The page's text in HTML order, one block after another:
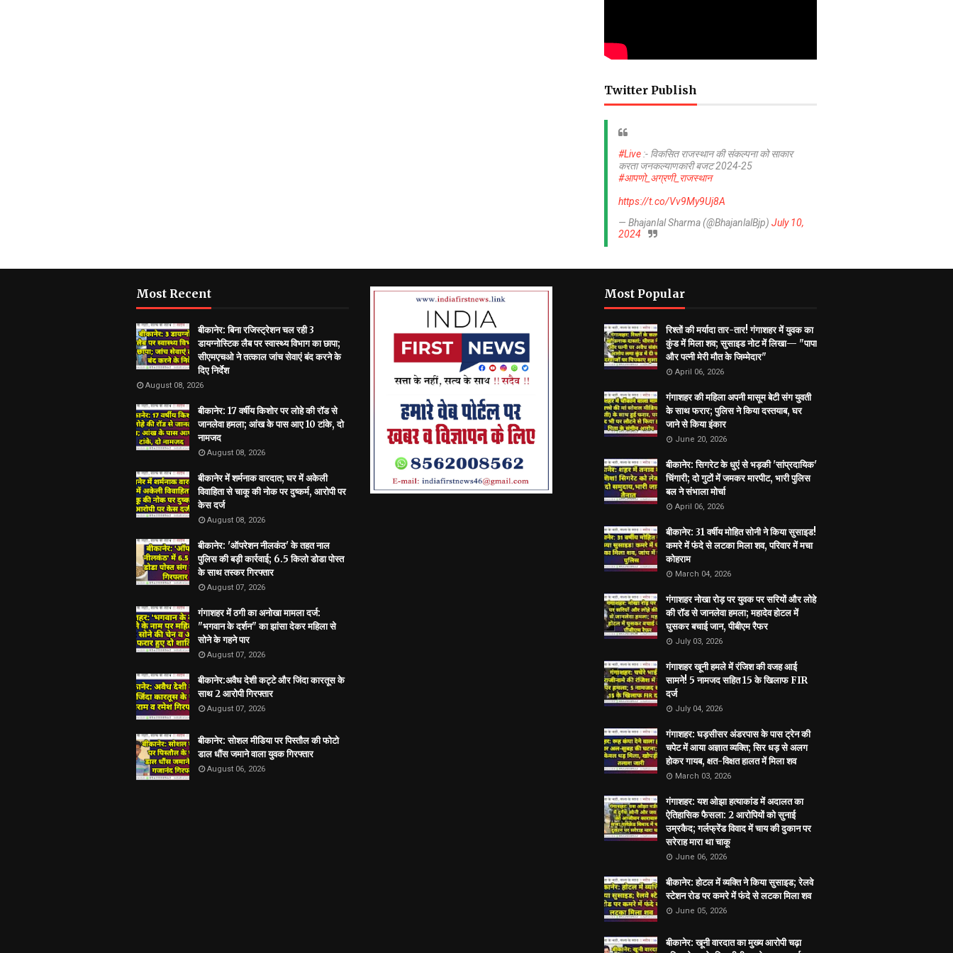
Twitter Publish
#Live :- विकसित राजस्थान की संकल्पना को साकार
करता जनकल्याणकारी बजट 2024-25
#आपणो_अग्रणी_राजस्थान
https://t.co/Vv9My9Uj8A
— Bhajanlal Sharma (@BhajanlalBjp) July 10,
2024
Most Recent
बीकानेर: बिना रजिस्ट्रेशन चल रही 3
डायग्नोस्टिक लैब पर स्वास्थ्य विभाग का छापा;
सीएमएचओ ने तत्काल जांच सेवाएं बंद करने के
दिए निर्देश
August 08, 2026
बीकानेर: 17 वर्षीय किशोर पर लोहे की रॉड से
जानलेवा हमला; आंख के पास आए 10 टांके, दो
नामजद
August 08, 2026
बीकानेर में शर्मनाक वारदात; घर में अकेली
विवाहिता से चाकू की नोक पर दुष्कर्म, आरोपी पर
केस दर्ज
August 08, 2026
बीकानेर: 'ऑपरेशन नीलकंठ' के तहत नाल
पुलिस की बड़ी कार्रवाई; 6.5 किलो डोडा पोस्त
के साथ तस्कर गिरफ्तार
August 07, 2026
गंगाशहर में ठगी का अनोखा मामला दर्ज:
"भगवान के दर्शन" का झांसा देकर महिला से
सोने के गहने पार
August 07, 2026
बीकानेर:अवैध देशी कट्टे और जिंदा कारतूस के
साथ 2 आरोपी गिरफ्तार
August 07, 2026
बीकानेर: सोशल मीडिया पर पिस्तौल की फोटो
डाल धौंस जमाने वाला युवक गिरफ्तार
August 06, 2026
Most Popular
रिश्तों की मर्यादा तार-तार! गंगाशहर में युवक का
कुंड में मिला शव; सुसाइड नोट में लिखा— "पापा
और पत्नी मेरी मौत के जिम्मेदार"
April 06, 2026
गंगाशहर की महिला अपनी मासूम बेटी संग युवती
के साथ फरार; पुलिस ने किया दस्तयाब, घर
जाने से किया इंकार
June 20, 2026
बीकानेर: सिगरेट के धुएं से भड़की 'सांप्रदायिक'
चिंगारी; दो गुटों में जमकर मारपीट, भारी पुलिस
बल ने संभाला मोर्चा
April 06, 2026
बीकानेर: 31 वर्षीय मोहित सोनी ने किया सुसाइड!
कमरे में फंदे से लटका मिला शव, परिवार में मचा
कोहराम
March 04, 2026
गंगाशहर नोखा रोड़ पर युवक पर सरियों और लोहे
की रॉड से जानलेवा हमला; महादेव होटल में
घुसकर बचाई जान, पीबीएम रैफर
July 03, 2026
गंगाशहर खूनी हमले में रंजिश की वजह आई
सामने! 5 नामजद सहित 15 के खिलाफ FIR
दर्ज
July 04, 2026
गंगाशहर: घड़सीसर अंडरपास के पास ट्रेन की
चपेट में आया अज्ञात व्यक्ति; सिर धड़ से अलग
होकर गायब, क्षत-विक्षत हालत में मिला शव
March 03, 2026
गंगाशहर: यश ओझा हत्याकांड में अदालत का
ऐतिहासिक फैसला: 2 आरोपियों को सुनाई
उम्रकैद; गर्लफ्रेंड विवाद में चाय की दुकान पर
सरेराह मारा था चाकू
June 06, 2026
बीकानेर: होटल में व्यक्ति ने किया सुसाइड; रेलवे
स्टेशन रोड पर कमरे में फंदे से लटका मिला शव
June 05, 2026
बीकानेर: खूनी वारदात का मुख्य आरोपी चढ़ा